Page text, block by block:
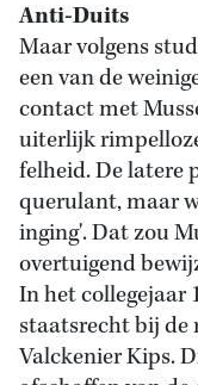
Anti-Duits
Maar volgens
een van de
contact met
uiterlijk
felheid. De latere
querulant, maar
inging'. Dat zou
overtuigend
In het collegejaar
staatsrecht bij de
Valckenier Kips.